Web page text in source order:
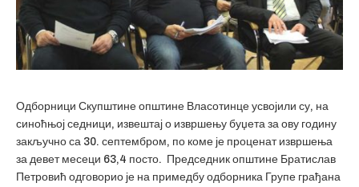
Одборници Скупштине општине Власотинце усвојили су, на
синоћњој седници, извештај о извршењу буџета за ову годину
закључно са 30. септембром, по коме је проценат извршења
за девет месеци 63,4 посто. Председник општине Братислав
Петровић одговорио је на примедбу одборника Групе грађана